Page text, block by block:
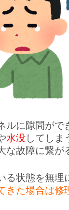
ルに隙間がで
水没してしま
な故障に繋が
る状態を無理
きた場合は修